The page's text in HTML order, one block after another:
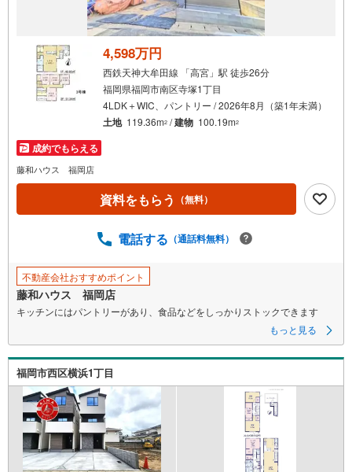
4,598万円
西鉄天神大牟田線 「高宮」駅 徒歩26分
福岡県福岡市南区寺塚1丁目
4LDK＋WIC、パントリー / 2026年8月（築1年未満）
土地 119.36m2 /建物 100.19m2
成約でもらえる
藤和ハウス 福岡店
資料をもらう （無料）
電話する （通話料無料）
不動産会社おすすめポイント
藤和ハウス 福岡店
キッチンにはパントリーがあり、食品などをしっかりストックできます
もっと見る
福岡市西区横浜1丁目